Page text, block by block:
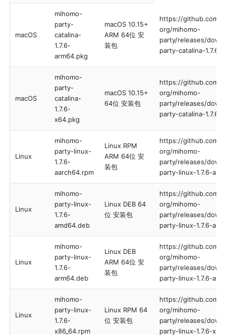
macOS
mihomo-
party-
catalina-
1.7.6-
arm64.pkg
macOS 10.15+
ARM 64位 安
装包
https://github.com/
org/mihomo-
party/releases/
party-catalina-1.7.6-
macOS
mihomo-
party-
catalina-
1.7.6-
x64.pkg
macOS 10.15+
64位 安装包
https://github.com/
org/mihomo-
party/releases/
party-catalina-1.7.6-
Linux
mihomo-
party-linux-
1.7.6-
aarch64.rpm
Linux RPM
ARM 64位 安
装包
https://github.com/
org/mihomo-
party/releases/
party-linux-1.7.6-
Linux
mihomo-
party-linux-
1.7.6-
amd64.deb
Linux DEB 64
位 安装包
https://github.com/
org/mihomo-
party/releases/
party-linux-1.7.6-
Linux
mihomo-
party-linux-
1.7.6-
arm64.deb
Linux DEB
ARM 64位 安
装包
https://github.com/
org/mihomo-
party/releases/
party-linux-1.7.6-
Linux
mihomo-
party-linux-
1.7.6-
x86_64.rpm
Linux RPM 64
位 安装包
https://github.com/
org/mihomo-
party/releases/
party-linux-1.7.6-